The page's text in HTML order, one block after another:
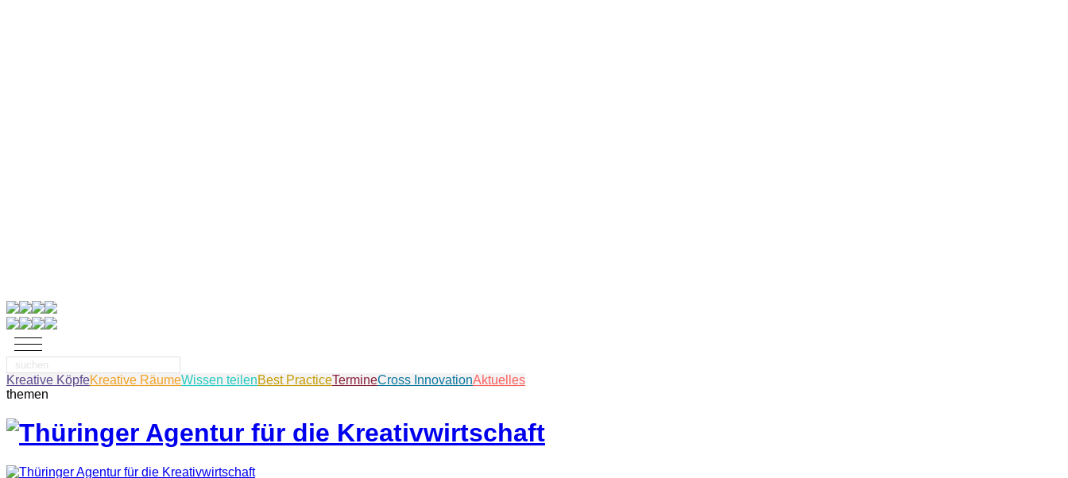
Suche
nach:
Kreative KöpfeKreative RäumeWissen teilenBest PracticeTermineCross InnovationAktuelles
themen